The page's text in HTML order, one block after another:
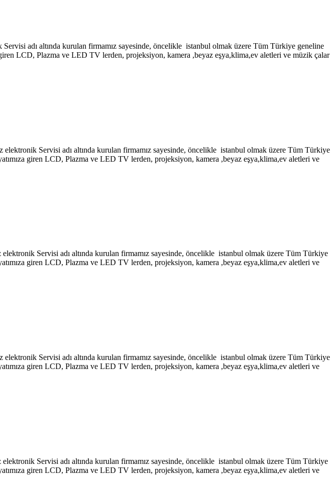
altında kurulan firmamız sayesinde, öncelikle istanbul olmak üzere Tüm Türkiye geneline
LCD, Plazma ve LED TV lerden, projeksiyon, kamera ,beyaz eşya,klima,ev aletleri ve müzik çalar
adı altında kurulan firmamız sayesinde, öncelikle istanbul olmak üzere Tüm Türkiye
giren LCD, Plazma ve LED TV lerden, projeksiyon, kamera ,beyaz eşya,klima,ev aletleri ve
adı altında kurulan firmamız sayesinde, öncelikle istanbul olmak üzere Tüm Türkiye
giren LCD, Plazma ve LED TV lerden, projeksiyon, kamera ,beyaz eşya,klima,ev aletleri ve
adı altında kurulan firmamız sayesinde, öncelikle istanbul olmak üzere Tüm Türkiye
giren LCD, Plazma ve LED TV lerden, projeksiyon, kamera ,beyaz eşya,klima,ev aletleri ve
adı altında kurulan firmamız sayesinde, öncelikle istanbul olmak üzere Tüm Türkiye
giren LCD, Plazma ve LED TV lerden, projeksiyon, kamera ,beyaz eşya,klima,ev aletleri ve